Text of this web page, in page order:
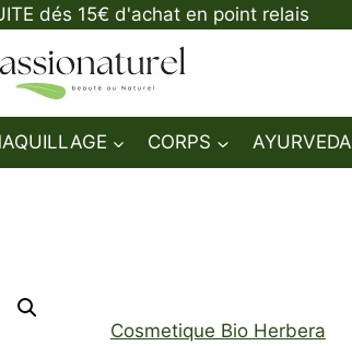
dés 15€ d'achat en point relais
CORPS AYURVEDA
Cosmetique Bio Herbera